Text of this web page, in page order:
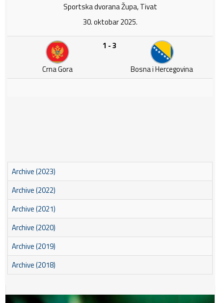
Sportska dvorana Župa, Tivat
30. oktobar 2025.
Crna Gora
1 - 3
Bosna i Hercegovina
Archive (2023)
Archive (2022)
Archive (2021)
Archive (2020)
Archive (2019)
Archive (2018)